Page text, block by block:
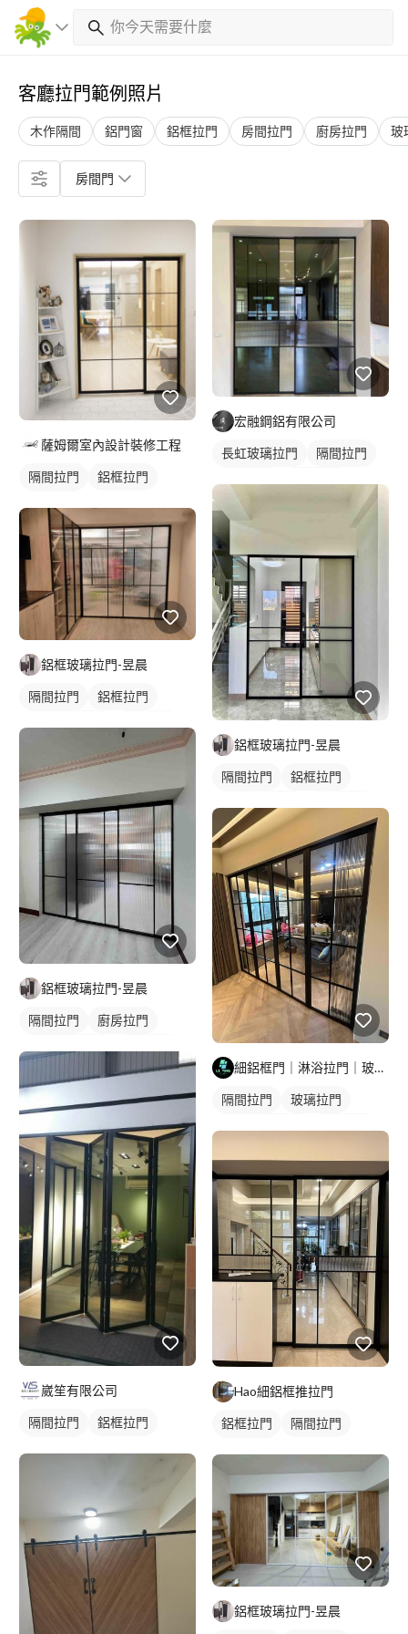
客廳拉門範例照片
木作隔間 鋁門窗 鋁框拉門 房間拉門 廚房拉門 玻
房間門
薩姆爾室內設計裝修工程
隔間拉門
鋁框拉門
鋁框玻璃拉門-昱晨
隔間拉門
鋁框拉門
鋁框玻璃拉門-昱晨
隔間拉門
廚房拉門
玻璃拉門
崴笙有限公司
隔間拉門
鋁框拉門
宏融鋼鋁有限公司
長虹玻璃拉門
隔間拉門
鋁框玻璃拉門-昱晨
隔間拉門
鋁框拉門
玻璃拉門
細鋁框門｜淋浴拉門｜玻璃明鏡｜鋁門窗工程
隔間拉門
玻璃拉門
Hao細鋁框推拉門
鋁框拉門
隔間拉門
鋁框玻璃拉門-昱晨